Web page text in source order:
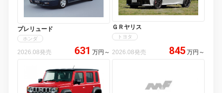
プレリュード
ホンダ
2026.08発売 631 万円 ～
ＧＲヤリス
トヨタ
2026.08発売 845 万円 ～